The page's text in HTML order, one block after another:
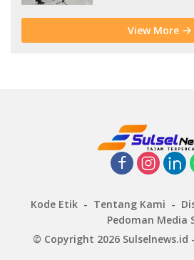
View More
Kode Etik Tentang Kami
Pedoman Media
© Copyright 2026 Sulselnews.id